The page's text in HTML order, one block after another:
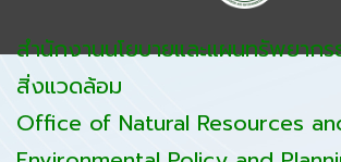
สำนักงานนโยบายและแผนทรัพยากร
สิ่งแวดล้อม
Office of Natural Resources